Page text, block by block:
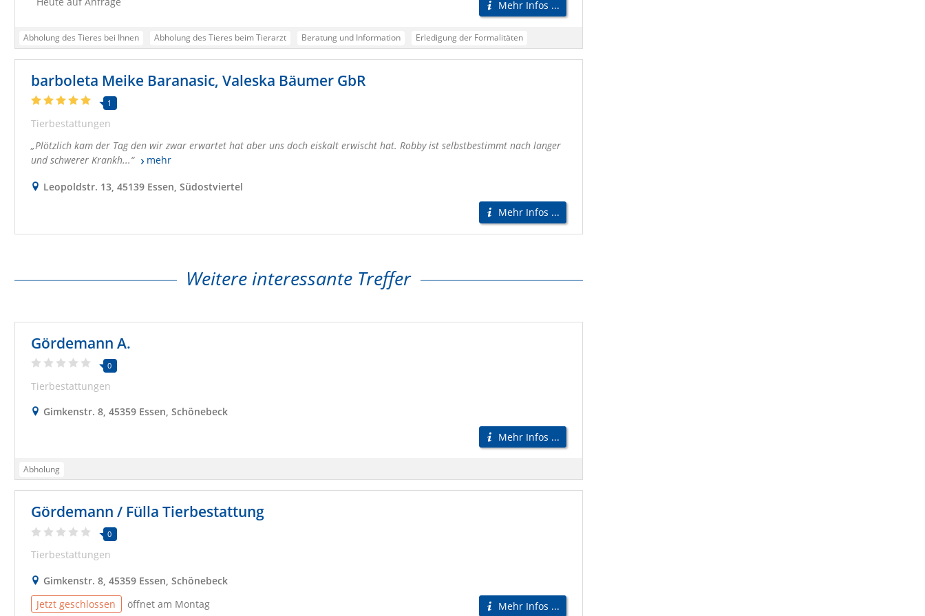
Mehr Infos ...
Abholung des Tieres bei Ihnen Abholung des Tieres beim Tierarzt Beratung und Information
Erledigung der Formalitäten
Transport zum Tierfriedhof Ihrer Wahl oder ze
barboleta Meike Baranasic, Valeska Bäumer GbR
1
Tierbestattungen
Plötzlich kam der Tag den wir zwar erwartet hat aber uns doch eiskalt erwischt hat. Robby ist selbstbestimmt nach langer
und schwerer Krankh...
mehr
Leopoldstr. 13, 45139 Essen, Südostviertel
Mehr Infos ...
Weitere interessante Treffer
Gördemann A.
0
Tierbestattungen
Gimkenstr. 8, 45359 Essen, Schönebeck
Mehr Infos ...
Abholung
Gördemann / Fülla Tierbestattung
0
Tierbestattungen
Gimkenstr. 8, 45359 Essen, Schönebeck
Jetzt geschlossen
öffnet am Montag Mehr Infos ...